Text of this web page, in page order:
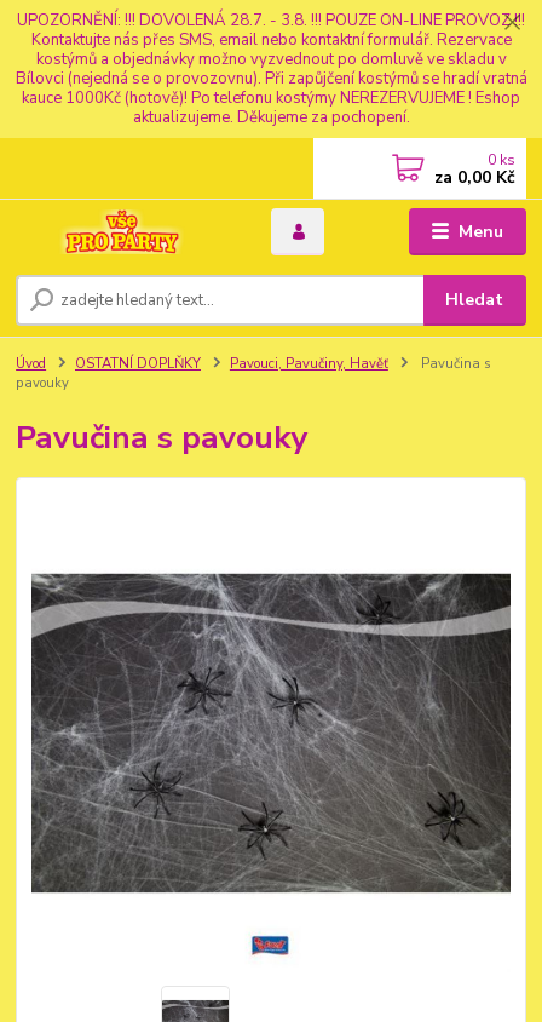
UPOZORNĚNÍ: !!! DOVOLENÁ 28.7. - 3.8. !!! POUZE ON-LINE PROVOZ !!!
Kontaktujte nás přes SMS, email nebo kontaktní formulář. Rezervace
kostýmů a objednávky možno vyzvednout po domluvě ve skladu v
Bílovci (nejedná se o provozovnu). Při zapůjčení kostýmů se hradí vratná
kauce 1000Kč (hotově)! Po telefonu kostýmy NEREZERVUJEME ! Eshop
aktualizujeme. Děkujeme za pochopení.
Menu
Hledat
0 ks
za 0,00 Kč
Úvod OSTATNÍ DOPLŇKY Pavouci, Pavučiny, Havěť
Pavučina s
pavouky
Pavučina s pavouky